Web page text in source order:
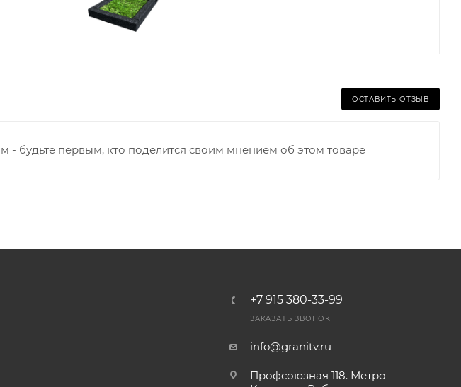
ОСТАВИТЬ ОТЗЫВ
- будьте первым, кто поделится своим мнением об этом товаре
+7 915 380-33-99
ЗАКАЗАТЬ ЗВОНОК
info@granitv.ru
Профсоюзная 118. Метро